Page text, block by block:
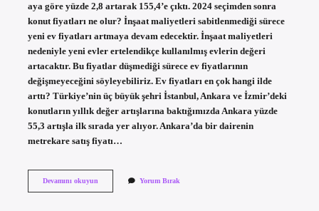
aya göre yüzde 2,8 artarak 155,4’e çıktı. 2024 seçimden sonra
konut fiyatları ne olur? İnşaat maliyetleri sabitlenmediği sürece
yeni ev fiyatları artmaya devam edecektir. İnşaat maliyetleri
nedeniyle yeni evler ertelendikçe kullanılmış evlerin değeri
artacaktır. Bu fiyatlar düşmediği sürece ev fiyatlarının
değişmeyeceğini söyleyebiliriz. Ev fiyatları en çok hangi ilde
arttı? Türkiye’nin üç büyük şehri İstanbul, Ankara ve İzmir’deki
konutların yıllık değer artışlarına baktığımızda Ankara yüzde
55,3 artışla ilk sırada yer alıyor. Ankara’da bir dairenin
metrekare satış fiyatı…
Devamını okuyunAnkara
Yorum Bırak